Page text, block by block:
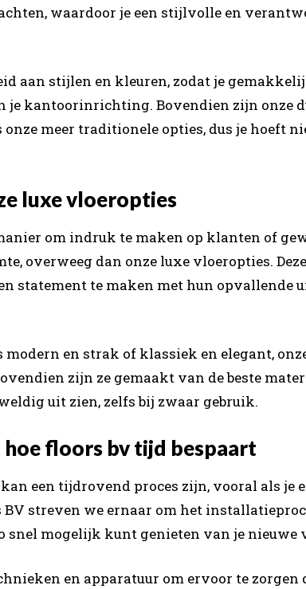
waardoor je een stijlvolle en
aan stijlen en kleuren, zodat je
je kantoorinrichting. Bovendien zijn onze
meer traditionele opties, dus je hoeft
luxe vloeropties
om indruk te maken op klanten of
overweeg dan onze luxe vloeropties.
statement te maken met hun opvallende
modern en strak of klassiek en elegant,
zijn ze gemaakt van de beste
uit zien, zelfs bij zwaar gebruik.
floors bv tijd bespaart
een tijdrovend proces zijn, vooral als je
streven we ernaar om het
snel mogelijk kunt genieten van je nieuwe
en apparatuur om ervoor te zorgen